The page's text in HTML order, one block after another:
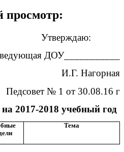
просмотр:
Утверждаю:
ДОУ___________
И.Г. Нагорная
Педсовет № 1 от 30.08.16 г
2017-2018 учебный год
Тема